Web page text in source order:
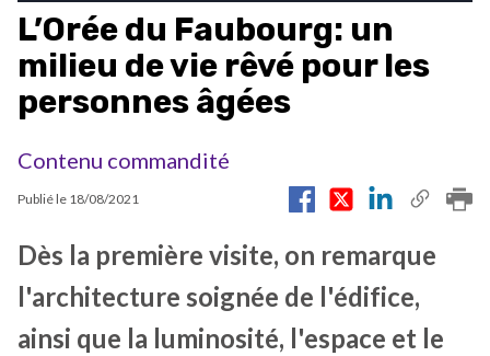
L’Orée du Faubourg: un
milieu de vie rêvé pour les
personnes âgées
Contenu commandité
Publié le 18/08/2021
Dès la première visite, on remarque
l'architecture soignée de l'édifice,
ainsi que la luminosité, l'espace et le